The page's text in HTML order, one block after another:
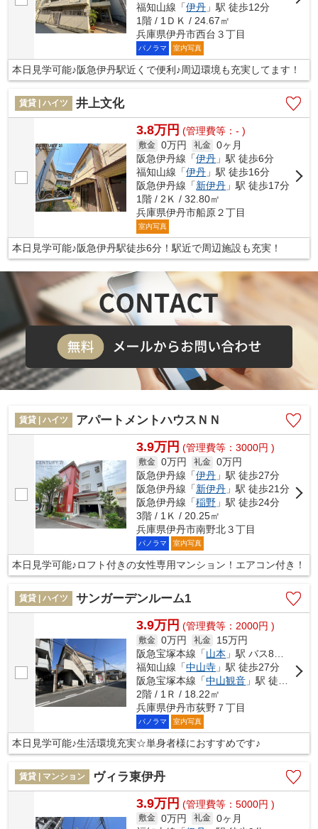
福知山線「伊丹 」駅 徒歩12分
1階 / 1ＤＫ / 24.67㎡
兵庫県伊丹市西台３丁目
パノラマ 室内写真
本日見学可能♪阪急伊丹駅近くで便利♪周辺環境も充実してます！
賃貸 | ハイツ 井上文化
3.8万円 (管理費等：- )
敷金 0万円 礼金 0ヶ月
阪急伊丹線「伊丹 」駅 徒歩6分
福知山線「伊丹 」駅 徒歩16分
阪急伊丹線「新伊丹 」駅 徒歩17分
1階 / 2Ｋ / 32.80㎡
兵庫県伊丹市船原２丁目
室内写真
本日見学可能♪阪急伊丹駅徒歩6分！駅近で周辺施設も充実！
賃貸 | ハイツ アパートメントハウスＮＮ
3.9万円 (管理費等：3000円 )
敷金 0万円 礼金 0万円
阪急伊丹線「伊丹 」駅 徒歩27分
阪急伊丹線「新伊丹 」駅 徒歩21分
阪急伊丹線「稲野 」駅 徒歩24分
3階 / 1Ｋ / 20.25㎡
兵庫県伊丹市南野北３丁目
パノラマ 室内写真
本日見学可能♪ロフト付きの女性専用マンション！エアコン付き！
賃貸 | ハイツ サンガーデンルーム1
3.9万円 (管理費等：2000円 )
敷金 0万円 礼金
15万円
阪急宝塚本線「山本 」駅 バス8分 「荻野北」 停歩3分
福知山線「中山寺 」駅 徒歩27分
阪急宝塚本線「中山観音 」駅 徒歩36分
2階 / 1Ｒ / 18.22㎡
兵庫県伊丹市荻野７丁目
パノラマ 室内写真
本日見学可能♪生活環境充実☆単身者様におすすめです♪
賃貸 | マンション ヴィラ東伊丹
3.9万円 (管理費等：5000円 )
敷金 0万円 礼金 0ヶ月